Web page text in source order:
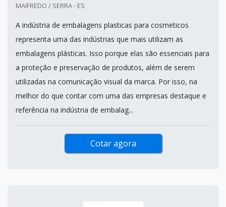
MAIFREDO / SERRA - ES
A indústria de embalagens plasticas para cosmeticos
representa uma das indústrias que mais utilizam as
embalagens plásticas. Isso porque elas são essenciais para
a proteção e preservação de produtos, além de serem
utilizadas na comunicação visual da marca. Por isso, na
melhor do que contar com uma das empresas destaque e
referência na indústria de embalag...
Cotar agora